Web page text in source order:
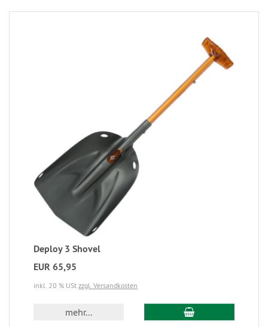
Deploy 3 Shovel
EUR 65,95
inkl. 20 % USt zzgl. Versandkosten
mehr...